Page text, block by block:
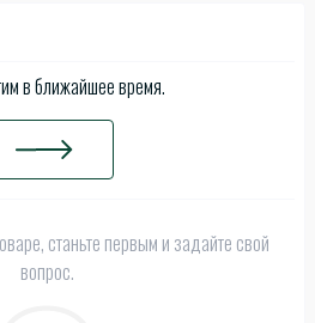
в ближайшее время.
станьте первым и задайте свой
вопрос.